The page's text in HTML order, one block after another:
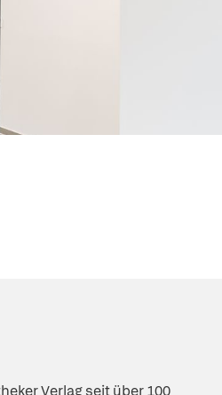
Verlag seit über 100